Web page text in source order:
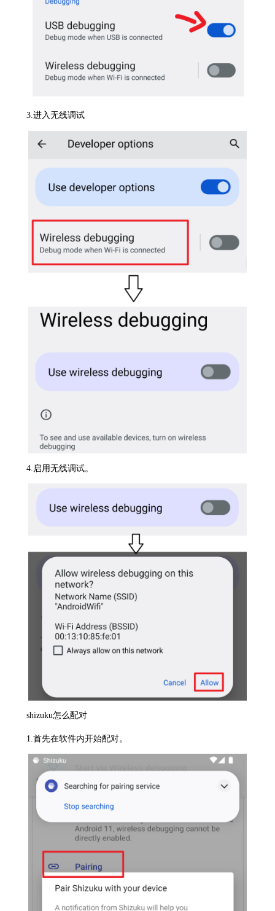
3.进入无线调试
4.启用无线调试。
shizuku怎么配对
1.首先在软件内开始配对。